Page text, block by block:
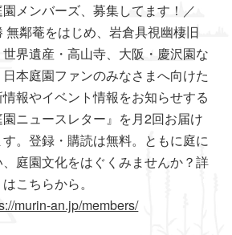
園メンバーズ、募集してます！／
無鄰菴をはじめ、岩倉具視幽棲旧
界遺産・高山寺、大阪・慶沢園な
日本庭園ファンのみなさまへ向けた
報やイベント情報をお知らせする
園ニュースレター』を月2回お届け
す。登録・購読は無料。ともに庭に
庭園文化をはぐくみませんか？詳
こちらから。
murin-an.jp/members/